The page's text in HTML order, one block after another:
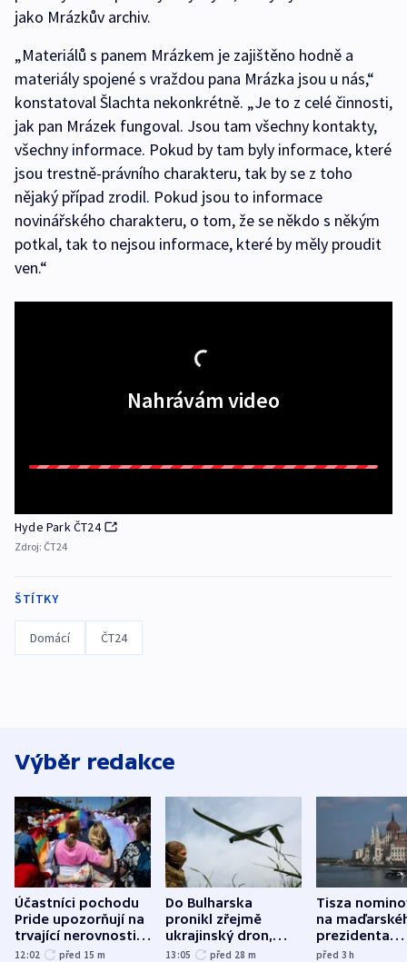
jako Mrázkův archiv.
„Materiálů s panem Mrázkem je zajištěno hodně a
materiály spojené s vraždou pana Mrázka jsou u nás,“
konstatoval Šlachta nekonkrétně. „Je to z celé činnosti,
jak pan Mrázek fungoval. Jsou tam všechny kontakty,
všechny informace. Pokud by tam byly informace, které
jsou trestně-právního charakteru, tak by se z toho
nějaký případ zrodil. Pokud jsou to informace
novinářského charakteru, o tom, že se někdo s někým
potkal, tak to nejsou informace, které by měly proudit
ven.“
Nahrávám video
Hyde Park ČT24
Zdroj: ČT24
ŠTÍTKY
Domácí ČT24
Výběr redakce
Účastníci pochodu
Pride upozorňují na
trvající nerovnosti i
společenskou
12:02 před 15 m
Do Bulharska
pronikl zřejmě
ukrajinský dron,
explodoval kilometr
13:05 před 28 m
Tisza
na
prezidenta
bývalého
před 3h